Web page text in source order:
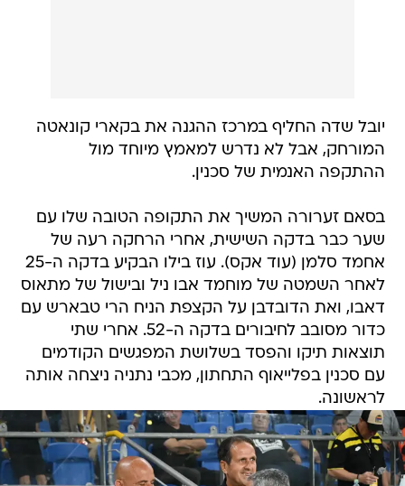
יובל שדה החליף במרכז ההגנה את בקארי קונאטה
המורחק, אבל לא נדרש למאמץ מיוחד מול
ההתקפה האנמית של סכנין.
בסאם זערורה המשיך את התקופה הטובה שלו עם
שער כבר בדקה השישית, אחרי הרחקה רעה של
אחמד סלמן (עוד אקס). עוז בילו הבקיע בדקה ה-25
לאחר השמטה של מוחמד אבו ניל ובישול של מתאוס
דאבו, ואת הדובדבן על הקצפת הניח הרי טבארש עם
כדור מסובב לחיבורים בדקה ה-52. אחרי שתי
תוצאות תיקו והפסד בשלושת המפגשים הקודמים
עם סכנין בפלייאוף התחתון, מכבי נתניה ניצחה אותה
לראשונה.